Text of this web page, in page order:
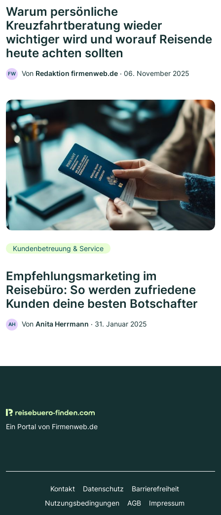
Warum persönliche
Kreuzfahrtberatung wieder
wichtiger wird und worauf Reisende
heute achten sollten
FW Von Redaktion firmenweb.de ‧ 06. November 2025
Kundenbetreuung & Service
Empfehlungsmarketing im
Reisebüro: So werden zufriedene
Kunden deine besten Botschafter
AH Von Anita Herrmann ‧ 31. Januar 2025
Ein Portal von Firmenweb.de
Kontakt Datenschutz
Barrierefreiheit
Nutzungsbedingungen
AGB Impressum